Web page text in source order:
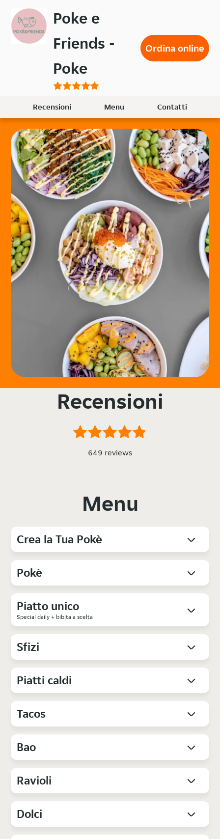
contenuto
principale
Poke e
Friends -
Poke
Ordina online
Recensioni Menu Contatti
Recensioni
649 reviews
Menu
Crea la Tua Pokè
Pokè
Piatto unico
Special daily + bibita a scelta
Sfizi
Piatti caldi
Tacos
Bao
Ravioli
Dolci